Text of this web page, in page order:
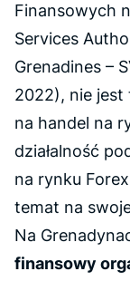
Finansowych
Services
Grenadines –
2022), nie
na handel na
działalność
na rynku
temat na
Na
finansowy